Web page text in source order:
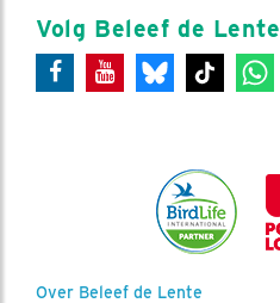
Volg Beleef de Lente
Over Beleef de Lente